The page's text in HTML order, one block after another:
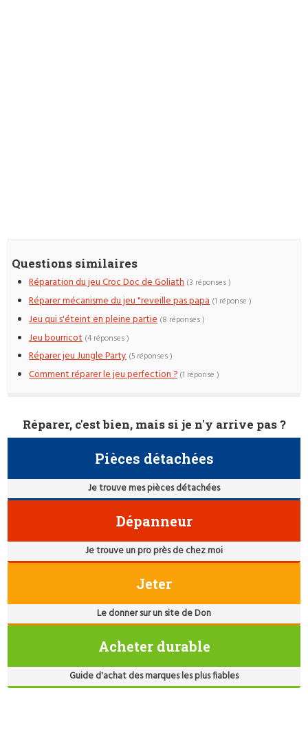
Questions similaires
Réparation du jeu Croc Doc de Goliath (3 réponses )
Réparer mécanisme du jeu "reveille pas papa (1 réponse )
Jeu qui s'éteint en pleine partie (8 réponses )
Jeu bourricot (4 réponses )
Réparer jeu Jungle Party (5 réponses )
Comment réparer le jeu perfection ? (1 réponse )
Réparer, c'est bien, mais si je n'y arrive pas ?
Pièces détachées
Je trouve mes pièces détachées
Dépanneur
Je trouve un pro près de chez moi
Jeter
Le donner sur un site de Don
Acheter durable
Guide d'achat des marques les plus fiables